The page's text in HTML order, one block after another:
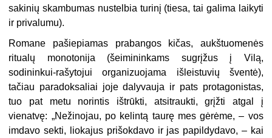
sakinių skambumas nustelbia turinį (tiesa, tai galima laikyti
ir privalumu).
Romane pašiepiamas prabangos kičas, aukštuomenės
ritualų monotonija (šeimininkams sugrįžus į Vilą,
sodininkui-rašytojui organizuojama išleistuvių šventė),
tačiau paradoksaliai joje dalyvauja ir pats protagonistas,
tuo pat metu norintis ištrūkti, atsitraukti, grįžti atgal į
vienatvę: „Nežinojau, po kelintą taurę mes gėrėme, – vos
imdavo sekti, liokajus prišokdavo ir jas papildydavo, – kai